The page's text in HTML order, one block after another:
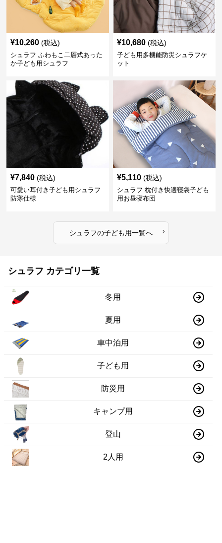
¥10,260 (税込)
シュラフ ふわもこ二層式あった
か子ども用シュラフ
¥10,680 (税込)
子ども用多機能防災シュラフケ
ット
¥7,840 (税込)
可愛い耳付き子ども用シュラフ
防寒仕様
¥5,110 (税込)
シュラフ 枕付き快適寝袋子ども
用お昼寝布団
シュラフの子ども用一覧へ ›
シュラフ カテゴリ一覧
冬用
夏用
車中泊用
子ども用
防災用
キャンプ用
登山
2人用